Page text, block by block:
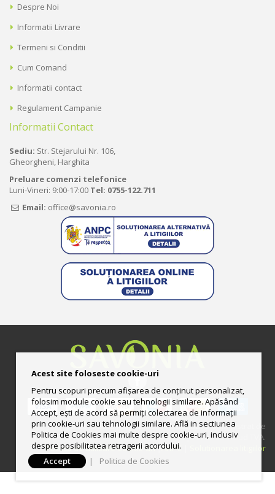
Despre Noi
Informatii Livrare
Termeni si Conditii
Cum Comand
Informatii contact
Regulament Campanie
Informatii Contact
Sediu: Str. Stejarului Nr. 106,
Gheorgheni, Harghita
Preluare comenzi telefonice
Luni-Vineri: 9:00-17:00 Tel: 0755-122.711
Email: office@savonia.ro
© 2013-2025 Magazin online deţinut şi administrat de
UNGURAS ION LUCIAN II CUI: RO33444158 | Preturile includ TVA.
Politica de utilizare Cookie-uri|ANPC Solutionarea litigiilor
Acest site foloseste cookie-uri
Pentru scopuri precum afișarea de conținut personalizat,
folosim module cookie sau tehnologii similare. Apăsând
Accept, ești de acord să permiți colectarea de informații
prin cookie-uri sau tehnologii similare. Află in sectiunea
Politica de Cookies mai multe despre cookie-uri, inclusiv
despre posibilitatea retragerii acordului.
Accept
| Politica de Cookies